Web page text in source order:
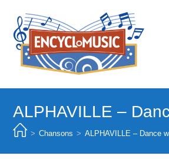
content
ALPHAVILLE –
> Chansons > ALPHAVILLE – Dance